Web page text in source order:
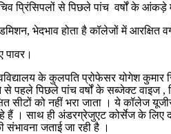
से पिछले पांच वर्षों के आंकड़े
भेदभाव होता है कॉलेजों में आरक्षित
के कुलपति प्रोफेसर योगेश कुमार
पिछले पांच वर्षों के सब्जेक्ट वाइज ,
को नहीं भरा जाता । ये कॉलेज
हैं । साथ ही अंडरग्रेजुएट कोर्सेज के
जताई जा रही है ।